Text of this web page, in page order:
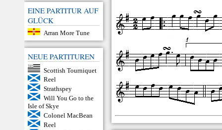
EINE PARTITUR AUF
GLÜCK
Arran More Tune
NEUE PARTITUREN
Scottish Tourniquet
Reel
Strathspey
Will You Go to the
Isle of Skye
Colonel MacBean
Reel